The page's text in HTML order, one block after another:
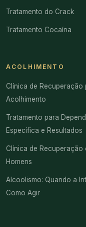
Tratamento do Crack
Tratamento Cocaína
ACOLHIMENTO
Clínica de Recuperação
Acolhimento
Tratamento para
Específica e Resultados
Clínica de Recuperação
Homens
Alcoolismo: Quando a
Como Agir